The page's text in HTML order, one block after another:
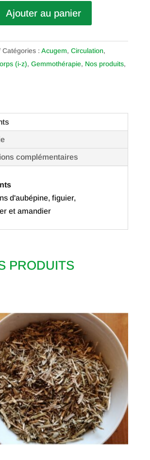
Ajouter au panier
Catégories : Acugem, Circulation,
(i-z), Gemmothérapie, Nos produits,
complémentaires
d'aubépine, figuier,
et amandier
PRODUITS